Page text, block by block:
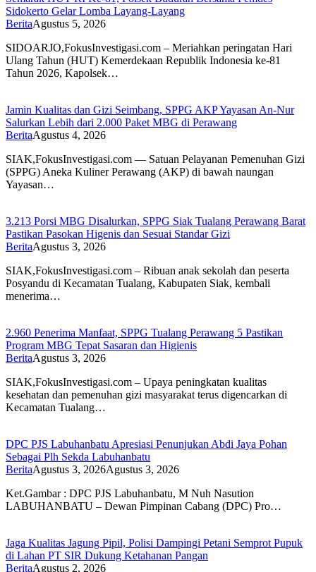
Sidokerto Gelar Lomba Layang-Layang
BeritaAgustus 5, 2026
SIDOARJO,FokusInvestigasi.com – Meriahkan peringatan Hari
Ulang Tahun (HUT) Kemerdekaan Republik Indonesia ke-81
Tahun 2026, Kapolsek…
Jamin Kualitas dan Gizi Seimbang, SPPG AKP Yayasan An-Nur
Salurkan Lebih dari 2.000 Paket MBG di Perawang
BeritaAgustus 4, 2026
SIAK,FokusInvestigasi.com — Satuan Pelayanan Pemenuhan Gizi
(SPPG) Aneka Kuliner Perawang (AKP) di bawah naungan
Yayasan…
3.213 Porsi MBG Disalurkan, SPPG Siak Tualang Perawang Barat
Pastikan Pasokan Higenis dan Sesuai Standar Gizi
BeritaAgustus 3, 2026
SIAK,FokusInvestigasi.com – Ribuan anak sekolah dan peserta
Posyandu di Kecamatan Tualang, Kabupaten Siak, kembali
menerima…
2.960 Penerima Manfaat, SPPG Tualang Perawang 5 Pastikan
Program MBG Tepat Sasaran dan Higienis
BeritaAgustus 3, 2026
SIAK,FokusInvestigasi.com – Upaya peningkatan kualitas
kesehatan dan pemenuhan gizi masyarakat terus digencarkan di
Kecamatan Tualang…
DPC PJS Labuhanbatu Apresiasi Penunjukan Abdi Jaya Pohan
Sebagai Plh Sekda Labuhanbatu
BeritaAgustus 3, 2026Agustus 3, 2026
Ket.Gambar : DPC PJS Labuhanbatu, M Nuh Nasution
LABUHANBATU – Dewan Pimpinan Cabang (DPC) Pro…
Jaga Kualitas Jagung Pipil, Polisi Dampingi Petani Semprot Pupuk
di Lahan PT SIR Dukung Ketahanan Pangan
BeritaAgustus 2, 2026